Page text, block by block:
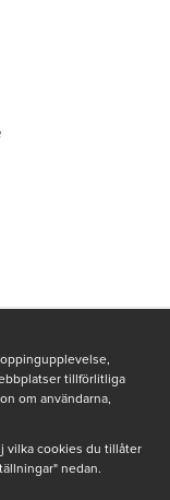
integritetspolicy
våra nyhetsbrev.
tillförlitliga
om användarna,
vilka cookies du tillåter
nedan.